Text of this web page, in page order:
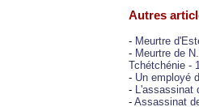
Autres
- Meurtre
- Meurtre de
Tchétchénie -
- Un employé
- L'assassinat
- Assassinat